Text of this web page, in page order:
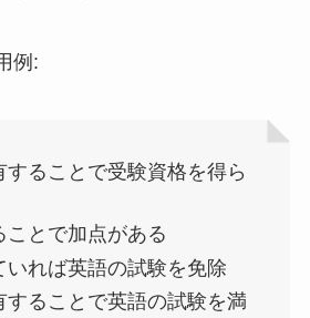
例:
することで受験資格を得ら
ことで加点がある
いれば英語の試験を免除
することで英語の試験を満